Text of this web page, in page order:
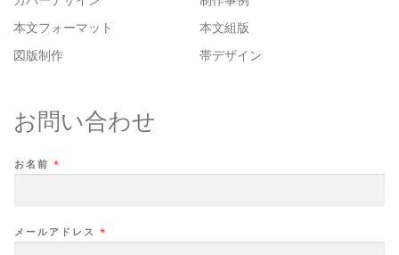
本文フォーマット
本文組版
図版制作
帯デザイン
お問い合わせ
お名前 *
メールアドレス *